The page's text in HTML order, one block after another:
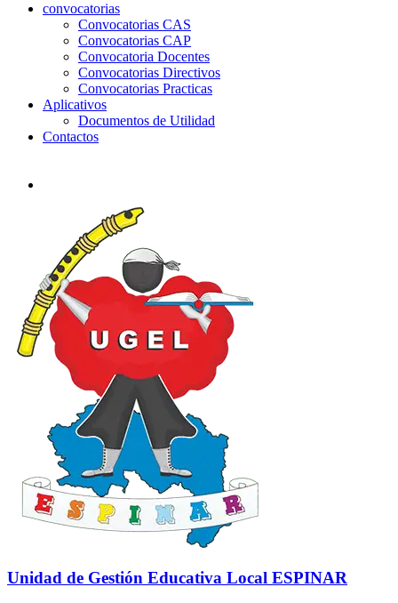
convocatorias
Convocatorias CAS
Convocatorias CAP
Convocatoria Docentes
Convocatorias Directivos
Convocatorias Practicas
Aplicativos
Documentos de Utilidad
Contactos
Unidad de Gestión Educativa Local ESPINAR